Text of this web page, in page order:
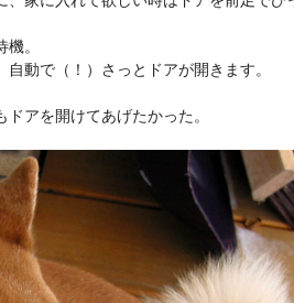
。
動で（！）さっとドアが開きます。
アを開けてあげたかった。